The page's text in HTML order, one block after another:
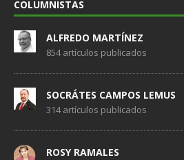
COLUMNISTAS
ALFREDO MARTÍNEZ
854 artículos publicados
SOCRÁTES CAMPOS LEMUS
314 artículos publicados
ROSY RAMALES